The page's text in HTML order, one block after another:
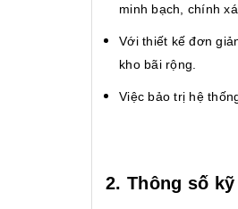
minh bạch, chính
Với thiết kế đơn
kho bãi rộng.
Việc bảo trị hệ
2. Thông số